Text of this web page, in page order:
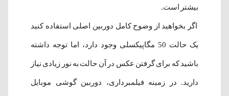
بیشتر است.
اگر بخواهید از وضوح کامل دوربین اصلی استفاده کنید
یک حالت 50 مگاپیکسلی وجود دارد، اما توجه داشته
باشید که برای گرفتن عکس در آن حالت به نور زیادی نیاز
دارید. در زمینه فیلمبرداری، دوربین گوشی موبایل